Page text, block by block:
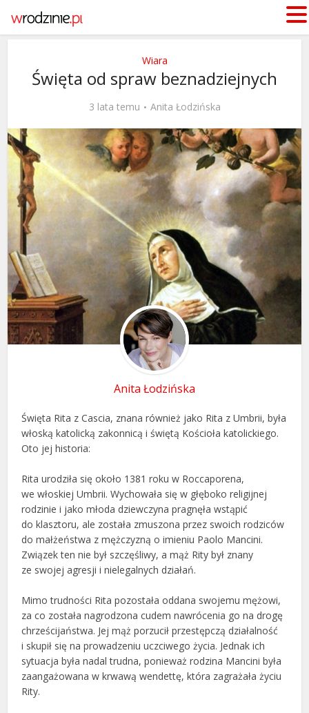
Wiara
Święta od spraw beznadziejnych
3 lata temu Anita Łodzińska
Anita Łodzińska
Święta Rita z Cascia, znana również jako Rita z Umbrii, była
włoską katolicką zakonnicą i świętą Kościoła katolickiego.
Oto jej historia:
Rita urodziła się około 1381 roku w Roccaporena,
we włoskiej Umbrii. Wychowała się w głęboko religijnej
rodzinie i jako młoda dziewczyna pragnęła wstąpić
do klasztoru, ale została zmuszona przez swoich rodziców
do małżeństwa z mężczyzną o imieniu Paolo Mancini.
Związek ten nie był szczęśliwy, a mąż Rity był znany
ze swojej agresji i nielegalnych działań.
Mimo trudności Rita pozostała oddana swojemu mężowi,
za co została nagrodzona cudem nawrócenia go na drogę
chrześcijaństwa. Jej mąż porzucił przestępczą działalność
i skupił się na prowadzeniu uczciwego życia. Jednak ich
sytuacja była nadal trudna, ponieważ rodzina Mancini była
zaangażowana w krwawą wendettę, która zagrażała życiu
Rity.